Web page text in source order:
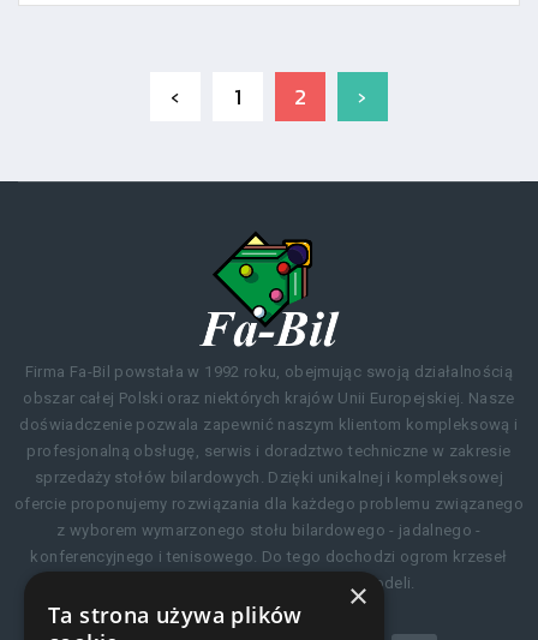
‹ 1 2 ›
Firma Fa-Bil powstała w 1992 roku, obejmując swoją działalnością
obszar całej Polski oraz niektórych krajów Unii Europejskiej. Nasze
doświadczenie pozwala zapewnić naszym klientom kompleksową i
profesjonalną obsługę, serwis i doradztwo techniczne w zakresie
sprzedaży stołów bilardowych. Dzięki unikalnej i kompleksowej
ofercie proponujemy rozwiązania dla każdego problemu związanego
z wyborem wymarzonego stołu bilardowego - jadalnego -
konferencyjnego i tenisowego. Do tego dochodzi ogrom krzeseł
idealnie pasujących do naszych modeli.
×
Ta strona używa plików